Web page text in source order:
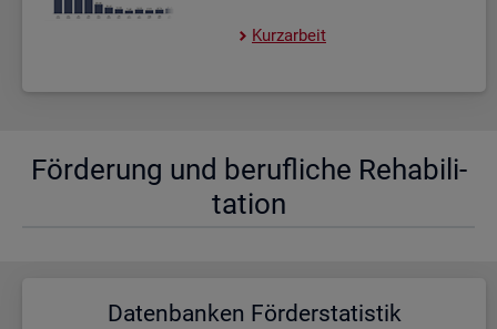
Kurz­ar­beit
För­de­rung und be­ruf­li­che Re­ha­bi­li­
ta­ti­on
Da­ten­ban­ken För­der­sta­tis­tik